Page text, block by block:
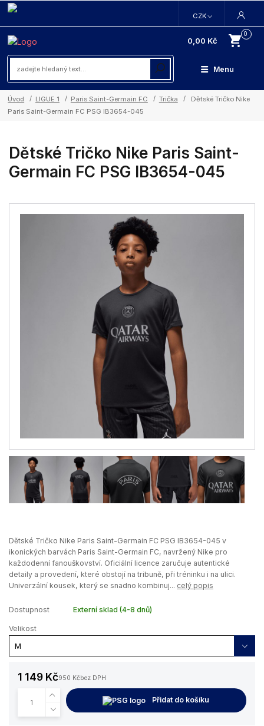
Menu
CZK
0
0,00 Kč
Úvod LIGUE 1 Paris Saint-Germain FC Trička
Dětské Tričko Nike
Paris Saint-Germain FC PSG IB3654-045
Dětské Tričko Nike Paris Saint-
Germain FC PSG IB3654-045
Dětské Tričko Nike Paris Saint-Germain FC PSG IB3654-045 v
ikonických barvách Paris Saint-Germain FC, navržený Nike pro
každodenní fanouškovství. Oficiální licence zaručuje autentické
detaily a provedení, které obstojí na tribuně, při tréninku i na ulici.
Univerzální kousek, který se snadno kombinuj... celý popis
Dostupnost Externí sklad (4-8 dnů)
Velikost
1 149 Kč950 Kčbez DPH
Přidat do košíku